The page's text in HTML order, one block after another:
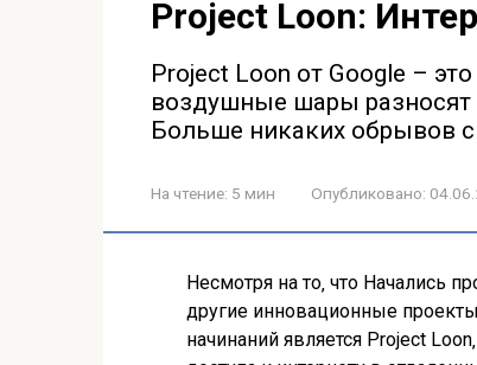
Project Loon:
Project Loon от Google –
воздушные шары разносят
Больше никаких обрывов
На чтение: 5 мин Опубликовано:
Несмотря на то‚ что Начались
другие инновационные
начинаний является Project